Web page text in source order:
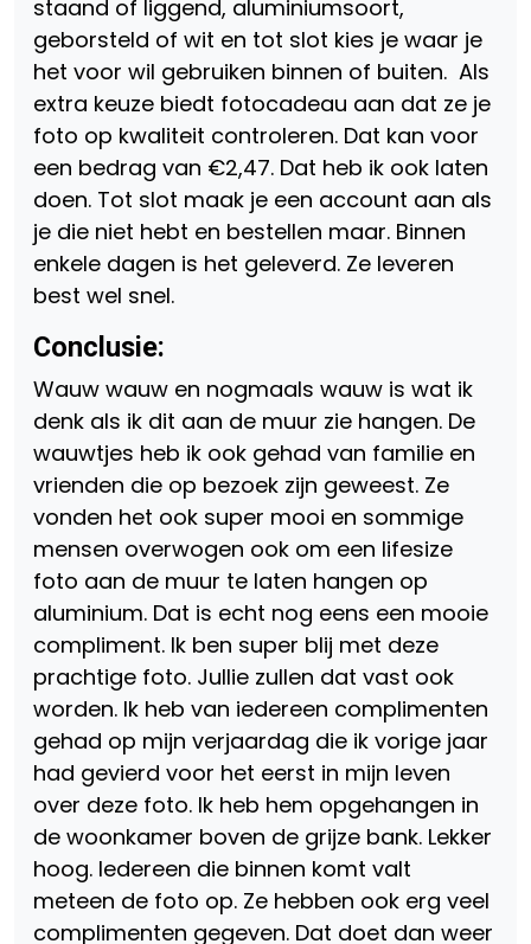
staand of liggend, aluminiumsoort,
geborsteld of wit en tot slot kies je waar je
het voor wil gebruiken binnen of buiten. Als
extra keuze biedt fotocadeau aan dat ze je
foto op kwaliteit controleren. Dat kan voor
een bedrag van €2,47. Dat heb ik ook laten
doen. Tot slot maak je een account aan als
je die niet hebt en bestellen maar. Binnen
enkele dagen is het geleverd. Ze leveren
best wel snel.
Conclusie:
Wauw wauw en nogmaals wauw is wat ik
denk als ik dit aan de muur zie hangen. De
wauwtjes heb ik ook gehad van familie en
vrienden die op bezoek zijn geweest. Ze
vonden het ook super mooi en sommige
mensen overwogen ook om een lifesize
foto aan de muur te laten hangen op
aluminium. Dat is echt nog eens een mooie
compliment. Ik ben super blij met deze
prachtige foto. Jullie zullen dat vast ook
worden. Ik heb van iedereen complimenten
gehad op mijn verjaardag die ik vorige jaar
had gevierd voor het eerst in mijn leven
over deze foto. Ik heb hem opgehangen in
de woonkamer boven de grijze bank. Lekker
hoog. Iedereen die binnen komt valt
meteen de foto op. Ze hebben ook erg veel
complimenten gegeven. Dat doet dan weer